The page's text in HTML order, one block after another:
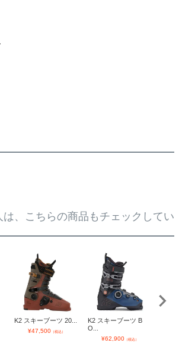
は、こちらの商品もチェックしてい
K2 スキーブーツ 20...
¥47,500（税込）
K2 スキーブーツ B
O...
¥62,900（税込）